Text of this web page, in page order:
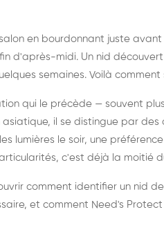
souris,
en bourdonnant juste
d'après-midi. Un nid
semaines. Voilà
qui le précède — souvent
il se distingue par
lumières le soir, une
c'est déjà la moitié
comment identifier un nid
et comment Need's